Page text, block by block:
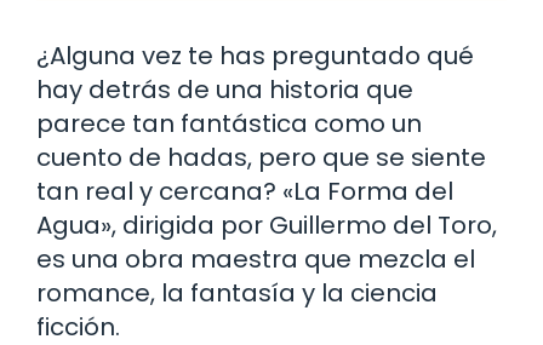
¿Alguna vez te has preguntado qué
hay detrás de una historia que
parece tan fantástica como un
cuento de hadas, pero que se siente
tan real y cercana? «La Forma del
Agua», dirigida por Guillermo del Toro,
es una obra maestra que mezcla el
romance, la fantasía y la ciencia
ficción.